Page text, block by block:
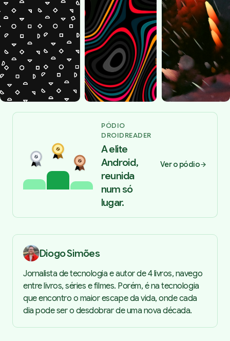
PÓDIO
DROIDREADER
A elite
Android,
reunida
num só
lugar.
Ver o pódio
Diogo Simões
Jornalista de tecnologia e autor de 4 livros, navego
entre livros, séries e filmes. Porém, é na tecnologia
que encontro o maior escape da vida, onde cada
dia pode ser o desdobrar de uma nova década.